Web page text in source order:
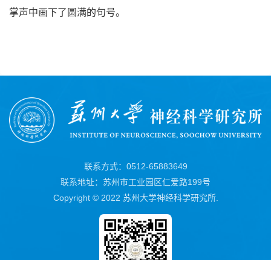
掌声中画下了圆满的句号。
联系方式：0512-65883649
联系地址：苏州市工业园区仁爱路199号
Copyright © 2022 苏州大学神经科学研究所.